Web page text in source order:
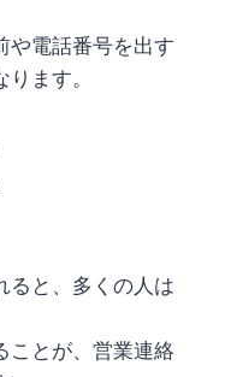
や電話番号を出す
ます。
ると、多くの人は
ことが、営業連絡